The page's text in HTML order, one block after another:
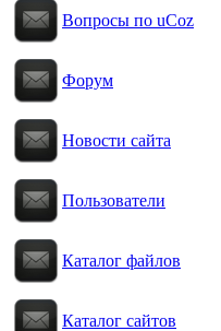
Вопросы по uCoz
Форум
Новости сайта
Пользователи
Каталог файлов
Каталог сайтов